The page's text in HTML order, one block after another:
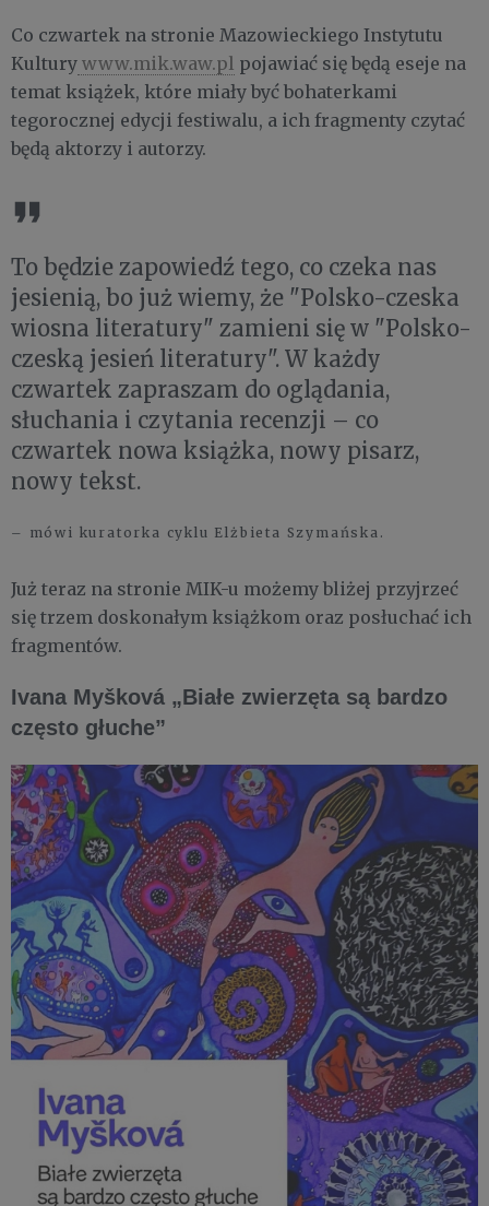
Co czwartek na stronie Mazowieckiego Instytutu
Kultury www.mik.waw.pl pojawiać się będą eseje na
temat książek, które miały być bohaterkami
tegorocznej edycji festiwalu, a ich fragmenty czytać
będą aktorzy i autorzy.
To będzie zapowiedź tego, co czeka nas
jesienią, bo już wiemy, że "Polsko-czeska
wiosna literatury" zamieni się w "Polsko-
czeską jesień literatury". W każdy
czwartek zapraszam do oglądania,
słuchania i czytania recenzji – co
czwartek nowa książka, nowy pisarz,
nowy tekst.
– mówi kuratorka cyklu Elżbieta Szymańska.
Już teraz na stronie MIK-u możemy bliżej przyjrzeć
się trzem doskonałym książkom oraz posłuchać ich
fragmentów.
Ivana Myšková „Białe zwierzęta są bardzo
często głuche”